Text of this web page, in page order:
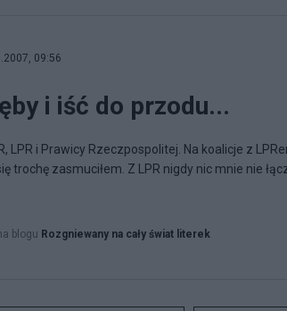
09:56
i iść do przodu...
LPR i Prawicy Rzeczpospolitej. Na koalicje z
trochę zasmuciłem. Z LPR nigdy nic mnie nie
blogu Rozgniewany na cały świat literek